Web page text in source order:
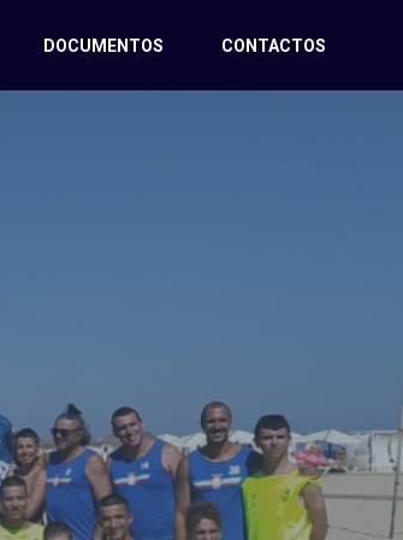
DOCUMENTOS CONTACTOS